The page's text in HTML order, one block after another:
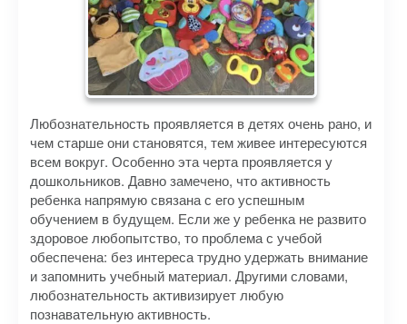
Любознательность проявляется в детях очень рано, и
чем старше они становятся, тем живее интересуются
всем вокруг. Особенно эта черта проявляется у
дошкольников. Давно замечено, что активность
ребенка напрямую связана с его успешным
обучением в будущем. Если же у ребенка не развито
здоровое любопытство, то проблема с учебой
обеспечена: без интереса трудно удержать внимание
и запомнить учебный материал. Другими словами,
любознательность активизирует любую
познавательную активность.